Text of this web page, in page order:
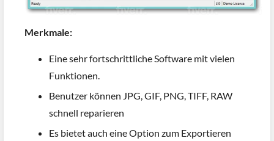
Merkmale:
Eine sehr fortschrittliche Software mit vielen
Funktionen.
Benutzer können JPG, GIF, PNG, TIFF, RAW
schnell reparieren
Es bietet auch eine Option zum Exportieren